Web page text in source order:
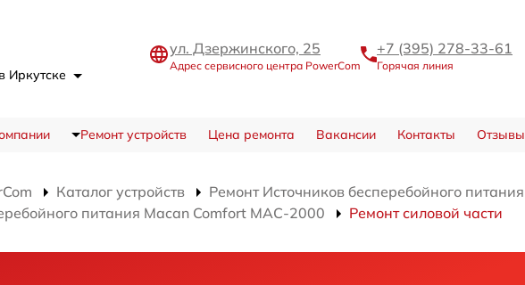
в Иркутске
ул. Дзержинского, 25
Адрес сервисного центра PowerCom
+7 (395) 278-33-61
Горячая линия
Ремонт устройств Цена ремонта Вакансии Контакты Отзывы
Каталог устройств
Ремонт Источников бесперебойного питания
питания Macan Comfort MAC-2000
Ремонт силовой части